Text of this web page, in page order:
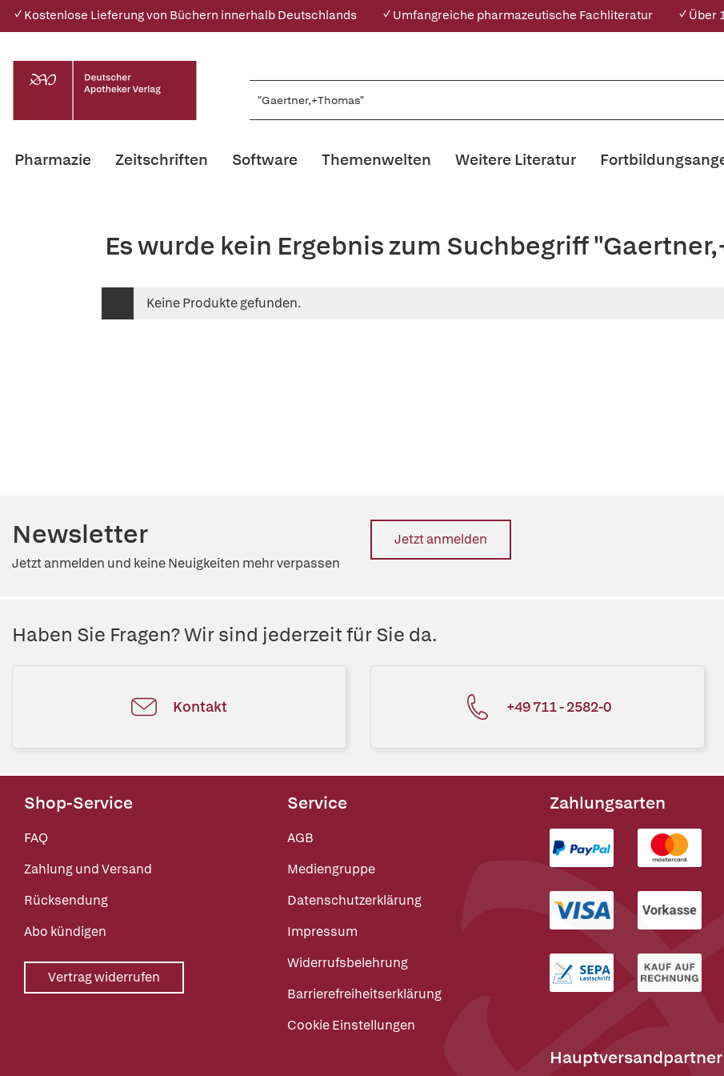
✓ Kostenlose Lieferung von Büchern innerhalb Deutschlands ✓ Umfangreiche pharmazeutische Fachliteratur ✓ Über
Pharmazie Zeitschriften Software Themenwelten Weitere Literatur
Es wurde kein Ergebnis zum Suchbegriff
Keine Produkte gefunden.
Newsletter
Jetzt anmelden und keine Neuigkeiten mehr verpassen
Jetzt anmelden
Haben Sie Fragen? Wir sind jederzeit für Sie da.
Kontakt +49 711 - 2582-0
Shop-Service
FAQ
Zahlung und Versand
Rücksendung
Abo kündigen
Vertrag widerrufen
Service
AGB
Mediengruppe
Datenschutzerklärung
Impressum
Widerrufsbelehrung
Barrierefreiheitserklärung
Cookie Einstellungen
Zahlungsarten
Hauptversandpartner